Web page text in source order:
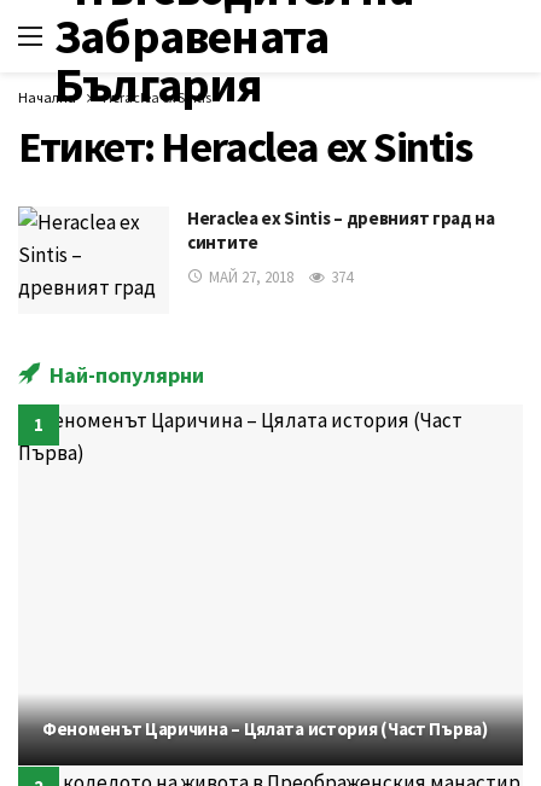
Начална Heraclea ex Sintis
Етикет: Heraclea ex Sintis
Heraclea ex Sintis – древният град на
синтите
МАЙ 27, 2018 374
Най-популярни
Феноменът Царичина – Цялата история (Част Първа)